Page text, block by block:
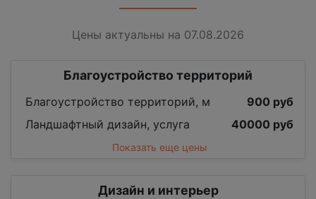
Цены актуальны на 07.08.2026
Благоустройство территорий
Благоустройство территорий, м
900 руб
Ландшафтный дизайн, услуга
40000 руб
Показать еще цены
Дизайн и интерьер